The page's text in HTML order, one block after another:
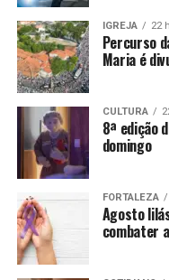
IGREJA 22
Percurso
Maria é
CULTURA
8ª edição
domingo
FORTALEZA
Agosto
combater